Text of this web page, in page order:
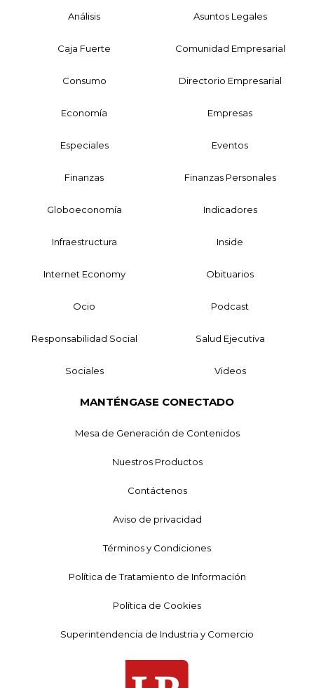
Análisis Asuntos Legales
Caja Fuerte Comunidad Empresarial
Consumo Directorio Empresarial
Economía Empresas
Especiales Eventos
Finanzas Finanzas Personales
Globoeconomía Indicadores
Infraestructura Inside
Internet Economy Obituarios
Ocio Podcast
Responsabilidad Social Salud Ejecutiva
Sociales Videos
MANTÉNGASE CONECTADO
Mesa de Generación de Contenidos
Nuestros Productos
Contáctenos
Aviso de privacidad
Términos y Condiciones
Política de Tratamiento de Información
Política de Cookies
Superintendencia de Industria y Comercio